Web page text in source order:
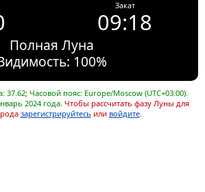
Закат
09:18
Полная Луна
100%
37.62; Часовой пояс: Europe/Moscow (UTC+03:00).
2024 года. Чтобы рассчитать фазу Луны для
зарегистрируйтесь или войдите.